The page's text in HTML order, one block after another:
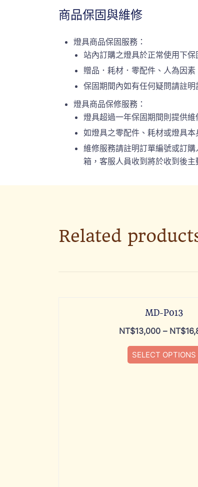
商品保固與維修
燈具商品保固服務：
站內訂購之燈具於正常使用下保
贈品．耗材．零配件、人為因
保固期間內如有任何疑問請註
燈具商品保修服務：
燈具超過一年保固期間則提供
如燈具之零配件、耗材或燈具
維修服務請註明訂單編號或訂
箱，客服人員收到將於收到後
Related
MD-P013
NT$13,000 – NT$
SELECT OPTIONS